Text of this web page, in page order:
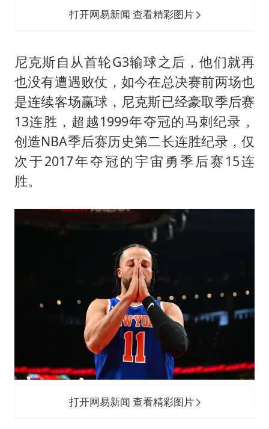
打开网易新闻 查看精彩图片
尼克斯自从首轮G3输球之后，他们就再
也没有遭遇败仗，如今在总决赛前两场也
是连续客场赢球，尼克斯已经豪取季后赛
13连胜，超越1999年夺冠的马刺纪录，
创造NBA季后赛历史第二长连胜纪录，仅
次于2017年夺冠的宇宙勇季后赛15连
胜。
打开网易新闻 查看精彩图片